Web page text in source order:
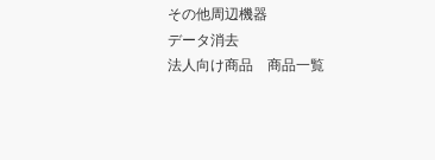
その他周辺機器
データ消去
法人向け商品 商品一覧